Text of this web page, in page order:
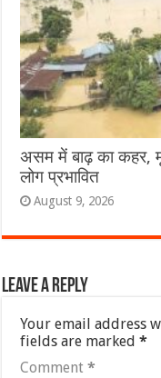
असम में बाढ़ का कहर,
लोग प्रभावित
August 9, 2026
Leave a Reply
Your email address
fields are marked*
Comment*